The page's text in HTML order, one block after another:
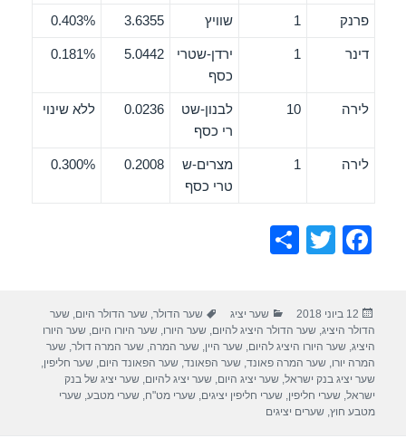
פרנק 1 שוויץ 3.6355
0.403%
דינר 1
ירדן-שטרי
כסף
5.0442
0.181%
לירה 10
לבנון-שט
רי כסף
0.0236 ללא שינוי
לירה 1
מצרים-ש
טרי כסף
0.2008
0.300%
F
e
b
o
o
T
er
e
פורסם
בתאריך
12 ביוני 2018 קטגוריות
שער יציג תגיות
שער הדולר,שער הדולר היום,שער
הדולר היציג,שער הדולר היציג להיום,שער היורו,שער היורו היום,שער היורו
היציג,שער היורו היציג להיום,שער היין,שער המרה,שער המרה דולר,שער
המרה יורו,שער המרה פאונד,שער הפאונד,שער הפאונד היום,שער חליפין,
שער יציג בנק ישראל,שער יציג היום,שער יציג להיום,שער יציג של בנק
ישראל,שערי חליפין,שערי חליפין יציגים,שערי מט"ח,שערי מטבע,שערי
מטבע חוץ,שערים יציגים